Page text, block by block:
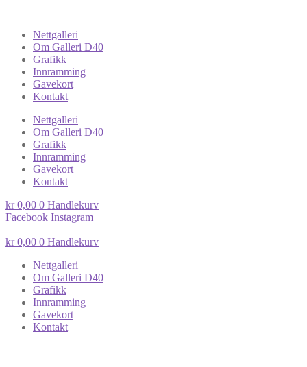
Nettgalleri
Om Galleri D40
Grafikk
Innramming
Gavekort
Kontakt
Nettgalleri
Om Galleri D40
Grafikk
Innramming
Gavekort
Kontakt
kr0,00 0 Handlekurv
Facebook Instagram
kr0,00 0 Handlekurv
Nettgalleri
Om Galleri D40
Grafikk
Innramming
Gavekort
Kontakt